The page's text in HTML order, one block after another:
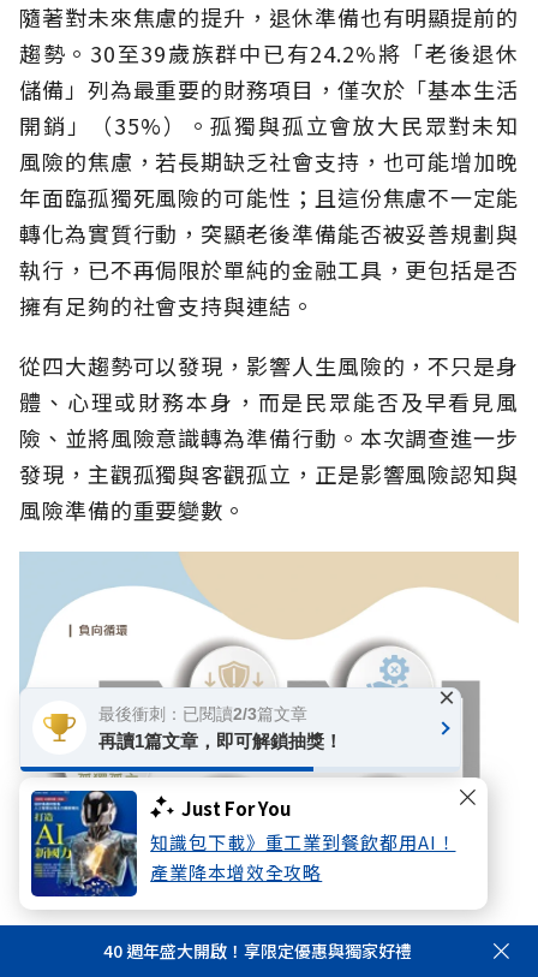
Just For You
知識包下載》重工業到餐飲都用AI！
產業降本增效全攻略
隨著對未來焦慮的提升，退休準備也有明顯提前的
趨勢。30至39歲族群中已有24.2%將「老後退休
儲備」列為最重要的財務項目，僅次於「基本生活
開銷」（35%）。孤獨與孤立會放大民眾對未知
風險的焦慮，若長期缺乏社會支持，也可能增加晚
年面臨孤獨死風險的可能性；且這份焦慮不一定能
轉化為實質行動，突顯老後準備能否被妥善規劃與
執行，已不再侷限於單純的金融工具，更包括是否
擁有足夠的社會支持與連結。
從四大趨勢可以發現，影響人生風險的，不只是身
體、心理或財務本身，而是民眾能否及早看見風
險、並將風險意識轉為準備行動。本次調查進一步
發現，主觀孤獨與客觀孤立，正是影響風險認知與
風險準備的重要變數。
因自身孤獨與孤立而引發低估風險，並在風險應變準備不足且又
40 週年盛大開啟！享限定優惠與獨家好禮
最後衝刺：已閱讀2/3篇文章
再讀1篇文章，即可解鎖抽獎！
×